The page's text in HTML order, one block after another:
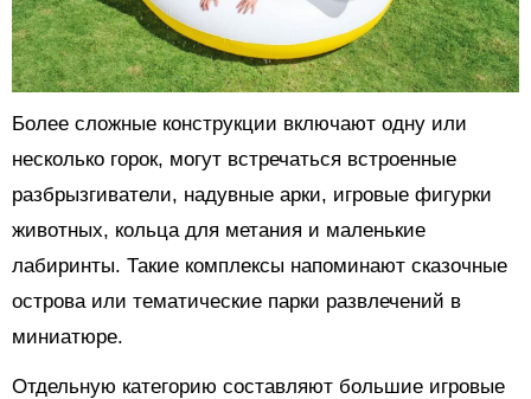
Более сложные конструкции включают одну или
несколько горок, могут встречаться встроенные
разбрызгиватели, надувные арки, игровые фигурки
животных, кольца для метания и маленькие
лабиринты. Такие комплексы напоминают сказочные
острова или тематические парки развлечений в
миниатюре.
Отдельную категорию составляют большие игровые